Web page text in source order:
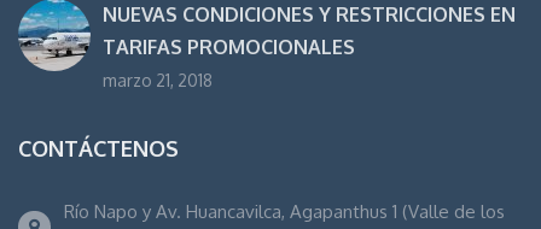
NUEVAS CONDICIONES Y RESTRICCIONES EN
TARIFAS PROMOCIONALES
marzo 21, 2018
CONTÁCTENOS
Río Napo y Av. Huancavilca, Agapanthus 1 (Valle de los